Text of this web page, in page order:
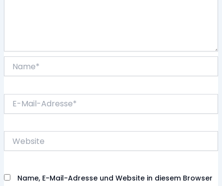
Mail-
Website
Name, E-Mail-Adresse und Website in diesem Browser